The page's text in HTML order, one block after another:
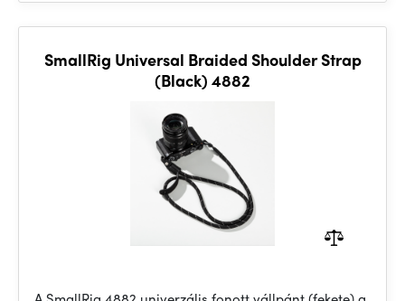
SmallRig Universal Braided Shoulder Strap
(Black) 4882